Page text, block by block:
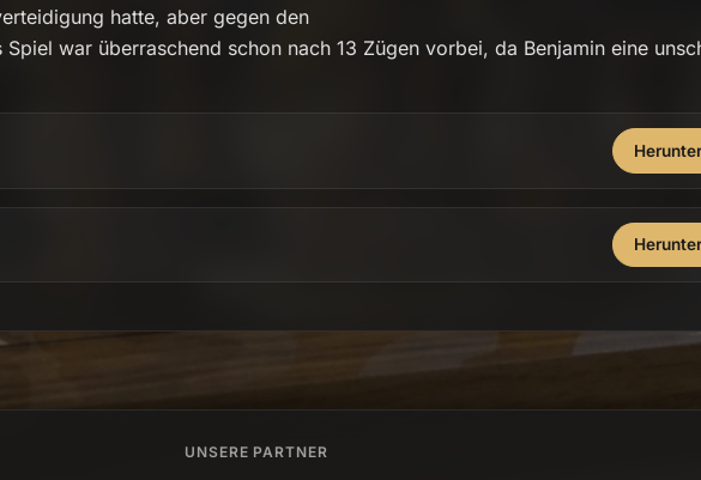
hatte, aber gegen den
war überraschend schon nach 13 Zügen vorbei, da Benjamin eine
UNSERE PARTNER